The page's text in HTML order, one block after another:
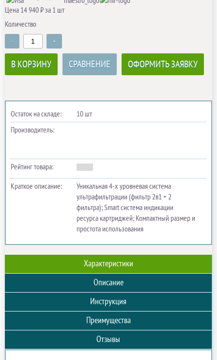
Цена 14 940 ₽ за 1 шт
Количество
- +
В КОРЗИНУ СРАВНЕНИЕ ОФОРМИТЬ ЗАЯВКУ
Остаток на складе:
10 шт
Производитель:
Рейтинг товара:
Краткое описание:
Уникальная 4-х уровневая система
ультрафильтрации (фильтр 2в1 + 2
фильтра); Smart система индикации
ресурса картриджей; Компактный размер и
простота использования
Характеристики
Описание
Инструкция
Преимущества
Отзывы